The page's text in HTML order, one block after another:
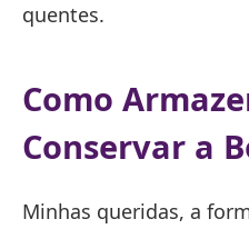
quentes.
Como
Conservar a
Minhas queridas, a